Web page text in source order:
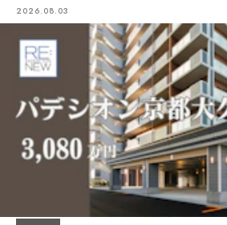
2026.08.03